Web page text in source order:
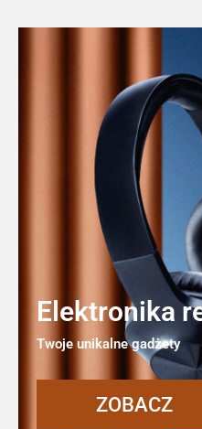
Elektronika
Twoje unikalne gadżety
ZOBACZ